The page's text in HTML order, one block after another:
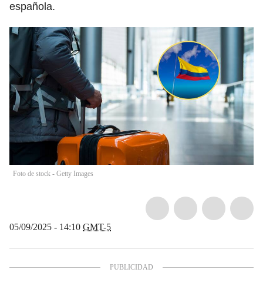
española.
Foto de stock - Getty Images
05/09/2025 - 14:10 GMT-5